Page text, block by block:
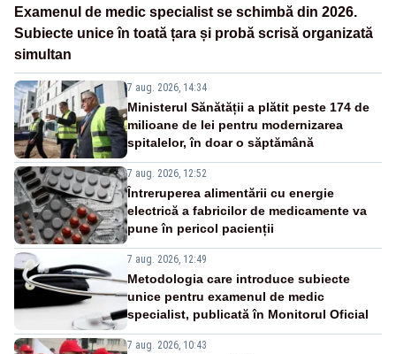
Examenul de medic specialist se schimbă din 2026.
Subiecte unice în toată țara și probă scrisă organizată
simultan
7 aug. 2026, 14:34
Ministerul Sănătății a plătit peste 174 de
milioane de lei pentru modernizarea
spitalelor, în doar o săptămână
7 aug. 2026, 12:52
Întreruperea alimentării cu energie
electrică a fabricilor de medicamente va
pune în pericol pacienții
7 aug. 2026, 12:49
Metodologia care introduce subiecte
unice pentru examenul de medic
specialist, publicată în Monitorul Oficial
7 aug. 2026, 10:43